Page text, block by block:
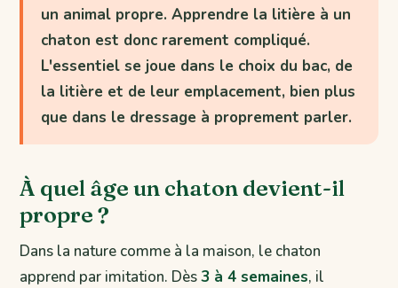
un animal propre. Apprendre la litière à un
chaton est donc rarement compliqué.
L'essentiel se joue dans le choix du bac, de
la litière et de leur emplacement, bien plus
que dans le dressage à proprement parler.
À quel âge un chaton devient-il
propre ?
Dans la nature comme à la maison, le chaton
apprend par imitation. Dès3 à 4 semaines, il